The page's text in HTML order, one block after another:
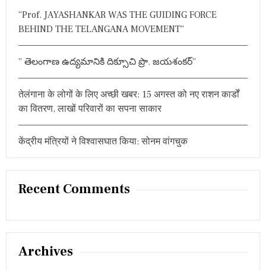
“Prof. JAYASHANKAR WAS THE GUIDING FORCE
BEHIND THE TELANGANA MOVEMENT”
” తెలంగాణ ఉద్యమానికి దిక్సూచి ప్రొ. జయశంకర్”
तेलंगाना के लोगों के लिए अच्छी खबर: 15 अगस्त को नए राशन कार्डों
का वितरण, लाखों परिवारों का सपना साकार
केंद्रीय मंत्रियों ने विश्वासघात किया: सोनम वांगचुक
Recent Comments
Archives